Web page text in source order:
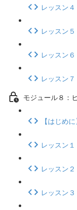
レッスン
レッスン
レッスン
レッスン
モジュール８：
【はじめ
レッスン
レッスン
レッスン